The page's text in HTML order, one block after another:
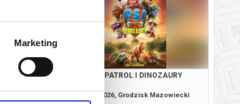
Marketing
PSI PATROL I DINOZAURY
10.08.2026, Grodzisk Mazowiecki